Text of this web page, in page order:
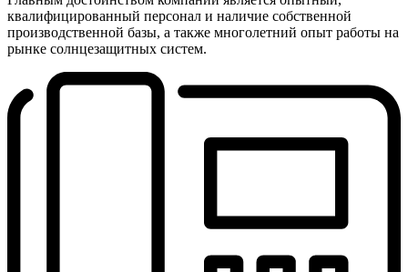
квалифицированный персонал и наличие собственной
производственной базы, а также многолетний опыт работы на
рынке солнцезащитных систем.